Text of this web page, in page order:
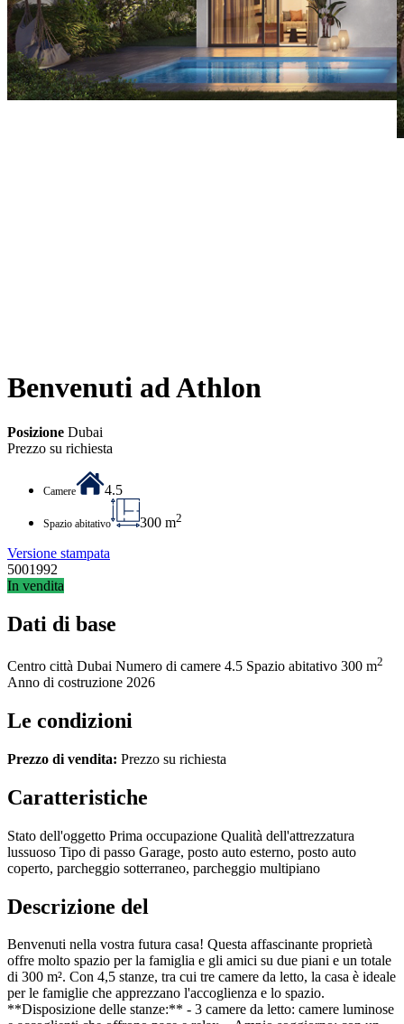
Benvenuti ad Athlon
Posizione Dubai
Prezzo su richiesta
Camere 4.5
Spazio abitativo 300 m2
Versione stampata
5001992
In vendita
Dati di base
Centro città Dubai Numero di camere 4.5 Spazio abitativo 300 m2
Anno di costruzione 2026
Le condizioni
Prezzo di vendita: Prezzo su richiesta
Caratteristiche
Stato dell'oggetto Prima occupazione Qualità dell'attrezzatura
lussuoso Tipo di passo Garage, posto auto esterno, posto auto
coperto, parcheggio sotterraneo, parcheggio multipiano
Descrizione del
Benvenuti nella vostra futura casa! Questa affascinante proprietà
offre molto spazio per la famiglia e gli amici su due piani e un totale
di 300 m². Con 4,5 stanze, tra cui tre camere da letto, la casa è ideale
per le famiglie che apprezzano l'accoglienza e lo spazio.
**Disposizione delle stanze:** - 3 camere da letto: camere luminose